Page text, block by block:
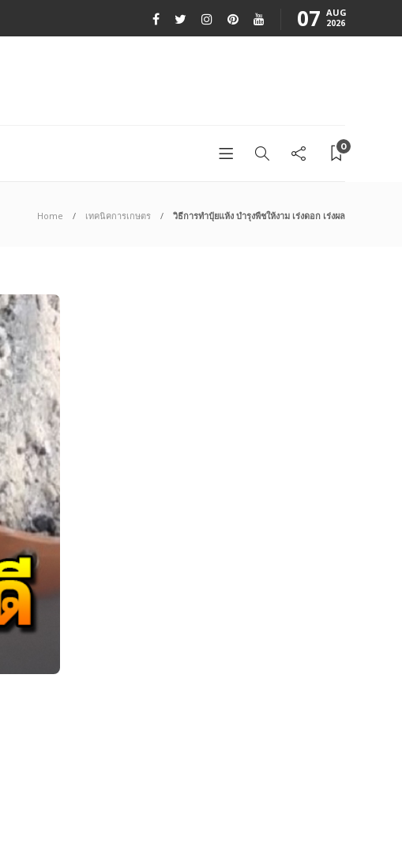
07 AUG
2026
0
Home เทคนิคการเกษตร วิธีการทำปุ๋ยแห้ง บำรุงพืชให้งาม เร่งดอก เร่งผล